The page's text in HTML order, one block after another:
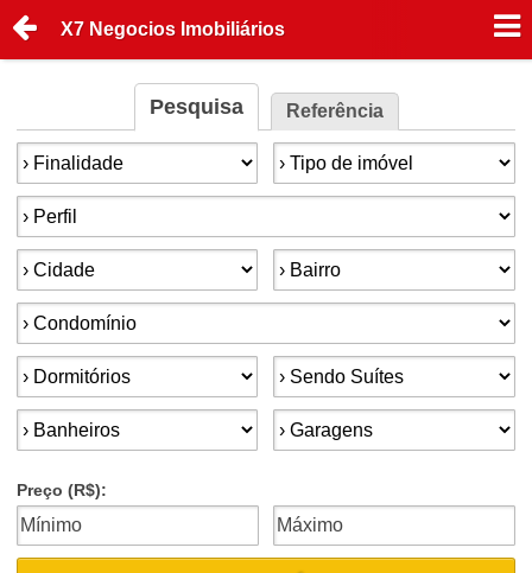
X7 Negocios Imobiliários
Pesquisa Referência
Finalidade: Tipo de imóvel:
Perfil:
Cidade: Bairro:
Condomínios:
Dormitórios: Suítes:
Banheiros: Garagens:
Preço (R$):